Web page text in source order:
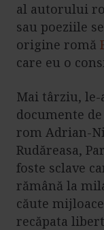
al autorului
sau poeziile
origine romă
care eu o
Mai târziu,
documente
rom Adrian-
Rudăreasa,
foste sclave
rămână la
căute
recăpata